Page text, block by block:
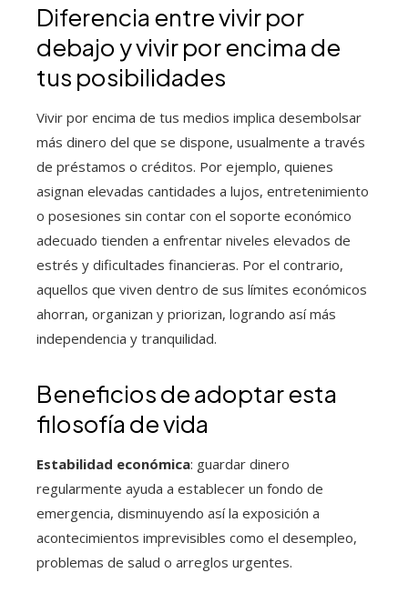
Diferencia entre vivir por
debajo y vivir por encima de
tus posibilidades
Vivir por encima de tus medios implica desembolsar
más dinero del que se dispone, usualmente a través
de préstamos o créditos. Por ejemplo, quienes
asignan elevadas cantidades a lujos, entretenimiento
o posesiones sin contar con el soporte económico
adecuado tienden a enfrentar niveles elevados de
estrés y dificultades financieras. Por el contrario,
aquellos que viven dentro de sus límites económicos
ahorran, organizan y priorizan, logrando así más
independencia y tranquilidad.
Beneficios de adoptar esta
filosofía de vida
Estabilidad económica: guardar dinero
regularmente ayuda a establecer un fondo de
emergencia, disminuyendo así la exposición a
acontecimientos imprevisibles como el desempleo,
problemas de salud o arreglos urgentes.